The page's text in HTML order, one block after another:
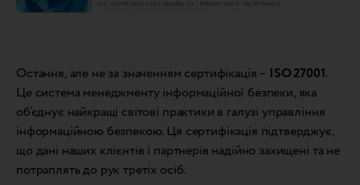
Остання, але не за значенням сертифікація – ISO 27001.
Це система менеджменту інформаційної безпеки, яка
об’єднує найкращі світові практики в галузі управління
інформаційною безпекою. Ця сертифікація підтверджує,
що дані наших клієнтів і партнерів надійно захищені та не
потраплять до рук третіх осіб.